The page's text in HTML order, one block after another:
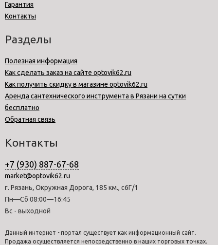
Гарантия
Контакты
Разделы
Полезная информация
Как сделать заказ на сайте optovik62.ru
Как получить скидку в магазине optovik62.ru
Аренда сантехнического инструмента в Рязани на сутки
бесплатно
Обратная связь
Контакты
+7 (930) 887-67-68
market@optovik62.ru
г. Рязань, Окружная Дорога, 185 км., с6Г/1
Пн—Сб 08:00—16:45
Вс - выходной
Данный интернет - портал существует как информационный сайт.
Продажа осуществляется непосредственно в наших торговых точках.